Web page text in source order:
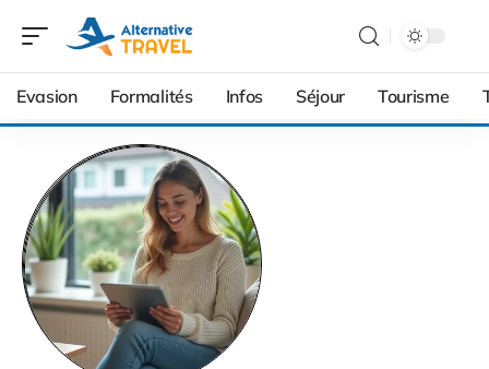
Evasion Formalités Infos Séjour Tourisme